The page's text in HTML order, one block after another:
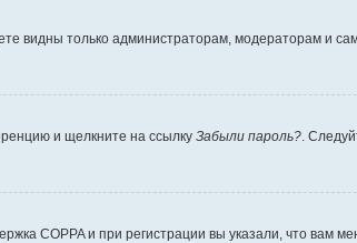
видны только администраторам, модераторам и
и щелкните на ссылку Забыли пароль?.
COPPA и при регистрации вы указали, что вам